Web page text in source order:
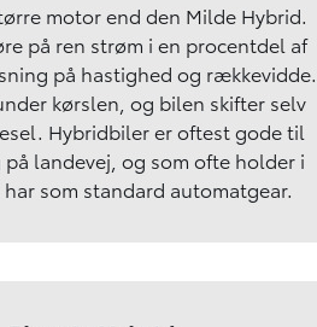
motor end den Milde Hybrid.
på ren strøm i en procentdel af
på hastighed og rækkevidde.
kørslen, og bilen skifter selv
Hybridbiler er oftest gode til
landevej, og som ofte holder i
som standard automatgear.